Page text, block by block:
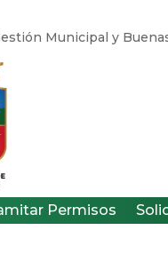
Municipal y
Permisos